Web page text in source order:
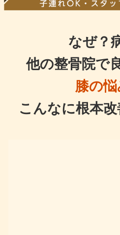
なぜ？
他の整骨院で
膝の悩
こんなに根本